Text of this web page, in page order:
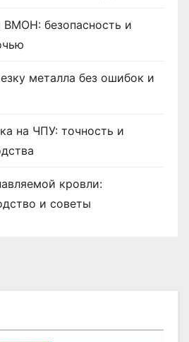
безопасность и
металла без ошибок и
на ЧПУ: точность и
кровли:
и советы